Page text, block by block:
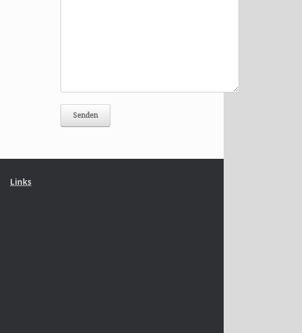
Links